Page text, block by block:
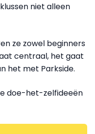
niet alleen
ze zowel beginners
centraal, het gaat
het met Parkside.
doe-het-zelfideeën